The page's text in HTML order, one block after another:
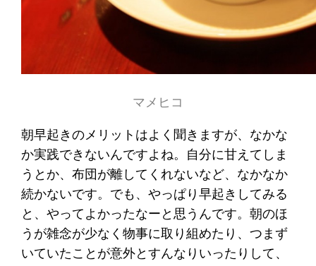
マメヒコ
朝早起きのメリットはよく聞きますが、なかな
か実践できないんですよね。自分に甘えてしま
うとか、布団が離してくれないなど、なかなか
続かないです。でも、やっぱり早起きしてみる
と、やってよかったなーと思うんです。朝のほ
うが雑念が少なく物事に取り組めたり、つまず
いていたことが意外とすんなりいったりして、